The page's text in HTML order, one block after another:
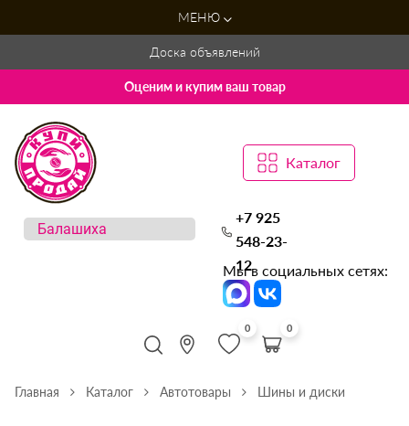
МЕНЮ
Доска объявлений
Оценим и купим ваш товар
Каталог
+7 925
548-23-
12
Мы в социальных сетях:
0 0
Главная Каталог Автотовары Шины и диски